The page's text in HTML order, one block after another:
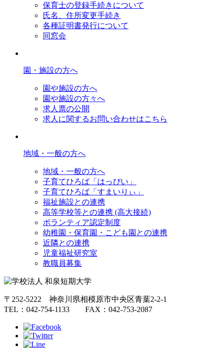
保育士の登録手続きについて
氏名、住所変更手続き
各種証明書発行について
同窓会
園・施設の方へ
園や施設の方へ
園や施設の方々へ
求人票の公開
求人に関するお問い合わせはこちら
地域・一般の方へ
地域・一般の方へ
子育てひろば「はっぴい」
子育てひろば「すまいりぃ」
福祉施設との連携
高等学校等との連携 (高大接続)
ボランティア認定制度
幼稚園・保育園・こども園との連携
近隣との連携
児童福祉研究室
教職員募集
〒252-5222 神奈川県相模原市中央区青葉2-2-1
TEL：042-754-1133 FAX：042-753-2087